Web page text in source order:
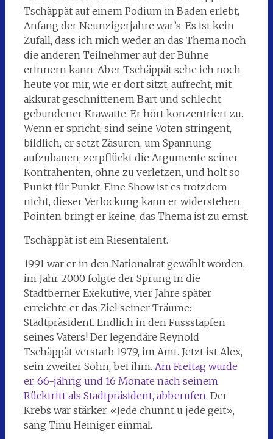
Tschäppät auf einem Podium in Baden erlebt,
Anfang der Neunzigerjahre war’s. Es ist kein
Zufall, dass ich mich weder an das Thema noch
die anderen Teilnehmer auf der Bühne
erinnern kann. Aber Tschäppät sehe ich noch
heute vor mir, wie er dort sitzt, aufrecht, mit
akkurat geschnittenem Bart und schlecht
gebundener Krawatte. Er hört konzentriert zu.
Wenn er spricht, sind seine Voten stringent,
bildlich, er setzt Zäsuren, um Spannung
aufzubauen, zerpflückt die Argumente seiner
Kontrahenten, ohne zu verletzen, und holt so
Punkt für Punkt. Eine Show ist es trotzdem
nicht, dieser Verlockung kann er widerstehen.
Pointen bringt er keine, das Thema ist zu ernst.
Tschäppät ist ein Riesentalent.
1991 war er in den Nationalrat gewählt worden,
im Jahr 2000 folgte der Sprung in die
Stadtberner Exekutive, vier Jahre später
erreichte er das Ziel seiner Träume:
Stadtpräsident. Endlich in den Fussstapfen
seines Vaters! Der legendäre Reynold
Tschäppät verstarb 1979, im Amt. Jetzt ist Alex,
sein zweiter Sohn, bei ihm. Am Freitag wurde
er, 66-jährig und 16 Monate nach seinem
Rücktritt als Stadtpräsident, abberufen. Der
Krebs war stärker. «Jede chunnt u jede geit»,
sang Tinu Heiniger einmal.